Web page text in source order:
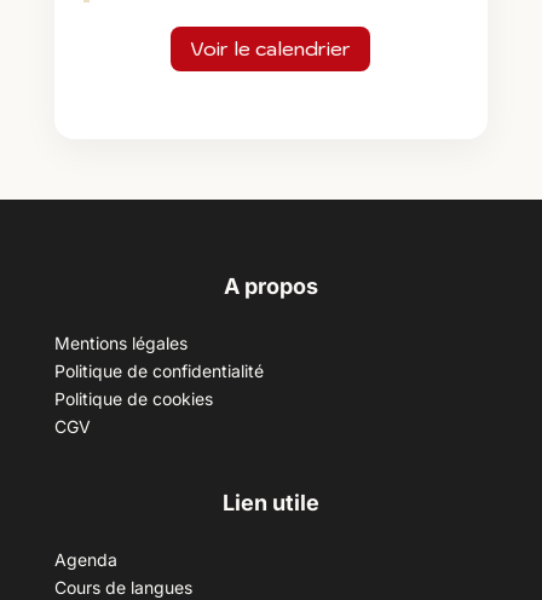
Voir le calendrier
A propos
Mentions légales
Politique de confidentialité
Politique de cookies
CGV
Lien utile
Agenda
Cours de langues